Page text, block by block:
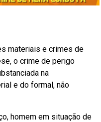
materiais e crimes de
o crime de perigo
na
e do formal, não
homem em situação de